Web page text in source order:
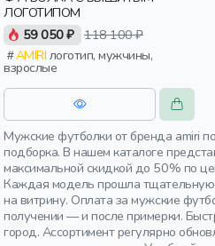
ЛОГОТИПОМ
59 050 ₽ 118 100 ₽
AMIRI
взрослые
Мужские футболки от бренда amiri
подборка. В нашем каталоге
максимальной скидкой до 50% по
Каждая модель прошла тщательную
на витрину. Оплата за мужские
получении — и после примерки.
город. Ассортимент регулярно